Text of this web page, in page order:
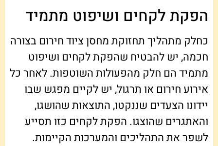
הפקת לקחים ושיפוט מתמיד
כחלק מתהליך תחזוקת מחסן ציוד חירום בצורה
חכמה, יש להבטיח שהפקת לקחים ושיפוט
מתמיד הם חלק מהפעולות השוטפות. לאחר כל
אירוע חירום או תרגול, יש לקיים מפגש שבו
יידונו הצעדים שננקטו, התוצאות שהושגו,
והאתגרים שהוצגו. הפקת לקחים כזו תסייע
לשפר את התהליכים והמערכות הקיימות.